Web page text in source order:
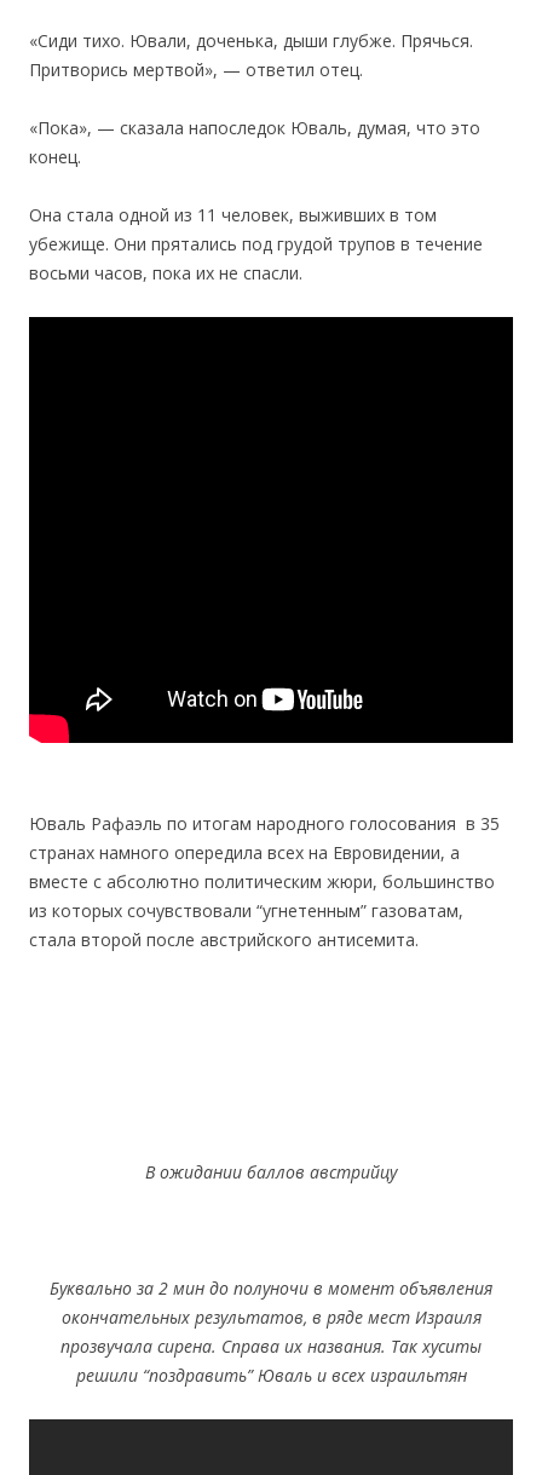
«Сиди тихо. Ювали, доченька, дыши глубже. Прячься.
Притворись мертвой», — ответил отец.
«Пока», — сказала напоследок Юваль, думая, что это
конец.
Она стала одной из 11 человек, выживших в том
убежище. Они прятались под грудой трупов в течение
восьми часов, пока их не спасли.
Юваль Рафаэль по итогам народного голосования в 35
странах намного опередила всех на Евровидении, а
вместе с абсолютно политическим жюри, большинство
из которых сочувствовали “угнетенным” газоватам,
стала второй после австрийского антисемита.
В ожидании баллов австрийцу
Буквально за 2 мин до полуночи в момент объявления
окончательных результатов, в ряде мест Израиля
прозвучала сирена. Справа их названия. Так хуситы
решили “поздравить” Юваль и всех израильтян